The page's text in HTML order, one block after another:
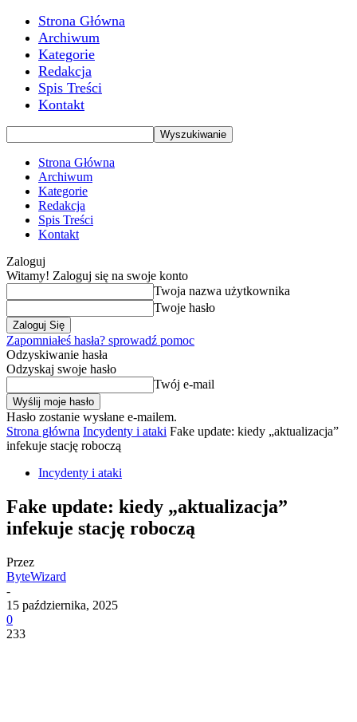
Strona Główna
Archiwum
Kategorie
Redakcja
Spis Treści
Kontakt
Strona Główna
Archiwum
Kategorie
Redakcja
Spis Treści
Kontakt
Zaloguj
Witamy! Zaloguj się na swoje konto
Twoja nazwa użytkownika
Twoje hasło
Zapomniałeś hasła? sprowadź pomoc
Odzyskiwanie hasła
Odzyskaj swoje hasło
Twój e-mail
Hasło zostanie wysłane e-mailem.
Strona główna Incydenty i ataki Fake update: kiedy „aktualizacja”
infekuje stację roboczą
Incydenty i ataki
Fake update: kiedy „aktualizacja”
infekuje stację roboczą
Przez
ByteWizard
-
15 października, 2025
0
233